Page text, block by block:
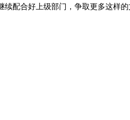
配合好上级部门，争取更多这样